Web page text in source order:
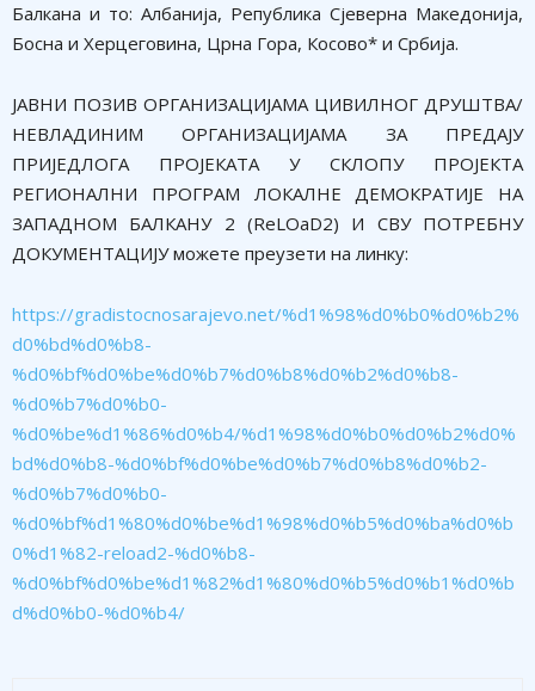
Балкана и то: Албанија, Република Сјеверна Македонија,
Босна и Херцеговина, Црна Гора, Косово* и Србија.
ЈАВНИ ПОЗИВ ОРГАНИЗАЦИЈАМА ЦИВИЛНОГ ДРУШТВА/
НЕВЛАДИНИМ ОРГАНИЗАЦИЈАМА ЗА ПРЕДАЈУ
ПРИЈЕДЛОГА ПРОЈЕКАТА У СКЛОПУ ПРОЈЕКТА
РЕГИОНАЛНИ ПРОГРАМ ЛОКАЛНЕ ДЕМОКРАТИЈЕ НА
ЗАПАДНОМ БАЛКАНУ 2 (RеLОаD2) И СВУ ПОТРЕБНУ
ДОКУМЕНТАЦИЈУ можете преузети на линку:
https://gradistocnosarajevo.net/%d1%98%d0%b0%d0%b2%
d0%bd%d0%b8-
%d0%bf%d0%be%d0%b7%d0%b8%d0%b2%d0%b8-
%d0%b7%d0%b0-
%d0%be%d1%86%d0%b4/%d1%98%d0%b0%d0%b2%d0%
bd%d0%b8-%d0%bf%d0%be%d0%b7%d0%b8%d0%b2-
%d0%b7%d0%b0-
%d0%bf%d1%80%d0%be%d1%98%d0%b5%d0%ba%d0%b
0%d1%82-reload2-%d0%b8-
%d0%bf%d0%be%d1%82%d1%80%d0%b5%d0%b1%d0%b
d%d0%b0-%d0%b4/